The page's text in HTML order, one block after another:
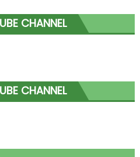
CHANNEL
CHANNEL